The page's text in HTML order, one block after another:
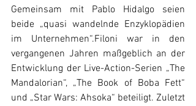
Gemeinsam mit Pablo Hidalgo seien
beide „quasi wandelnde Enzyklopädien
im Unternehmen“.Filoni war in den
vergangenen Jahren maßgeblich an der
Entwicklung der Live-Action-Serien „The
Mandalorian“, „The Book of Boba Fett“
und „Star Wars: Ahsoka“ beteiligt. Zuletzt